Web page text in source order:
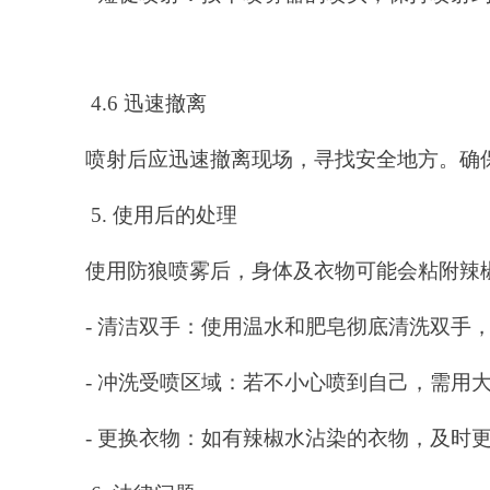
4.6 迅速撤离
喷射后应迅速撤离现场，寻找安全地方。
5. 使用后的处理
使用防狼喷雾后，身体及衣物可能会粘附
- 清洁双手：使用温水和肥皂彻底清洗双手
- 冲洗受喷区域：若不小心喷到自己，需用
- 更换衣物：如有辣椒水沾染的衣物，及时